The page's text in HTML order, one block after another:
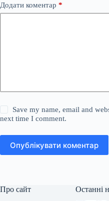
Додати коментар *
Save my name, email and
next time I comment.
Опублікувати коментар
Про сайт Останні